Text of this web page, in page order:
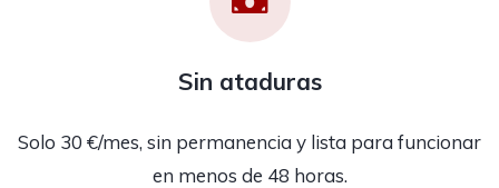
Sin ataduras
Solo 30 €/mes, sin permanencia y lista para funcionar
en menos de 48 horas.